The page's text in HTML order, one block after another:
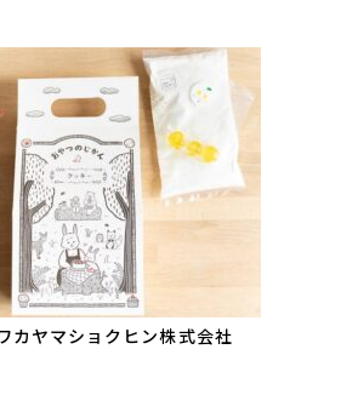
カヤマショクヒン株式会社